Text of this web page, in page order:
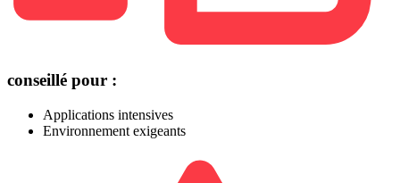
conseillé pour :
Applications intensives
Environnement exigeants